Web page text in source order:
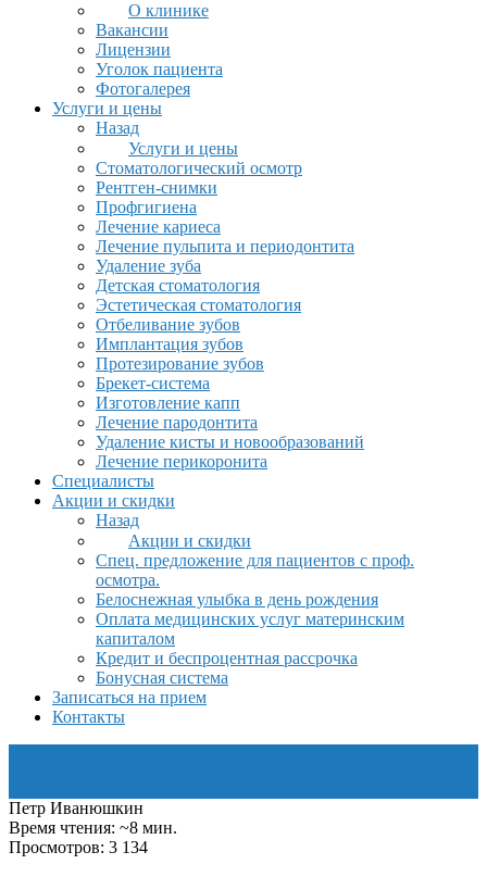
О клинике
Вакансии
Лицензии
Уголок пациента
Фотогалерея
Услуги и цены
Назад
Услуги и цены
Стоматологический осмотр
Рентген-снимки
Профгигиена
Лечение кариеса
Лечение пульпита и периодонтита
Удаление зуба
Детская стоматология
Эстетическая стоматология
Отбеливание зубов
Имплантация зубов
Протезирование зубов
Брекет-система
Изготовление капп
Лечение пародонтита
Удаление кисты и новообразований
Лечение перикоронита
Специалисты
Акции и скидки
Назад
Акции и скидки
Спец. предложение для пациентов с проф.
осмотра.
Белоснежная улыбка в день рождения
Оплата медицинских услуг материнским
капиталом
Кредит и беспроцентная рассрочка
Бонусная система
Записаться на прием
Контакты
Петр Иванюшкин
Время чтения: ~8 мин.
Просмотров: 3 134